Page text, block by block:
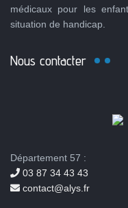
médicaux pour les
situation de handicap.
Nous contacter
Département 57 :
03 87 34 43 43
contact@alys.fr